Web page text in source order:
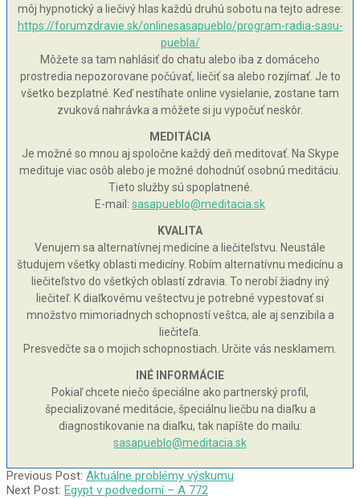
môj hypnotický a liečivý hlas každú druhú sobotu na tejto adrese:
https://forumzdravie.sk/onlinesasapueblo/program-radia-sasu-
puebla/
Môžete sa tam nahlásiť do chatu alebo iba z domáceho
prostredia nepozorovane počúvať, liečiť sa alebo rozjímať. Je to
všetko bezplatné. Keď nestíhate online vysielanie, zostane tam
zvuková nahrávka a môžete si ju vypočuť neskôr.
MEDITÁCIA
Je možné so mnou aj spoločne každý deň meditovať. Na Skype
medituje viac osôb alebo je možné dohodnúť osobnú meditáciu.
Tieto služby sú spoplatnené.
E-mail: sasapueblo@meditacia.sk
KVALITA
Venujem sa alternatívnej medicíne a liečiteľstvu. Neustále
študujem všetky oblasti medicíny. Robím alternatívnu medicínu a
liečiteľstvo do všetkých oblastí zdravia. To nerobí žiadny iný
liečiteľ. K diaľkovému veštectvu je potrebné vypestovať si
množstvo mimoriadnych schopností veštca, ale aj senzibila a
liečiteľa.
Presvedčte sa o mojich schopnostiach. Určite vás nesklamem.
INÉ INFORMÁCIE
Pokiaľ chcete niečo špeciálne ako partnerský profil,
špecializované meditácie, špeciálnu liečbu na diaľku a
diagnostikovanie na diaľku, tak napíšte do mailu:
sasapueblo@meditacia.sk
2006-
08-
Previous Post: Aktuálne problémy výskumu
Next Post: Egypt v podvedomí – A 772